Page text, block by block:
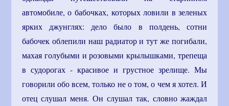
автомобиле, о бабочках, которых ловили в зеленых
ярких джунглях: дело было в полдень, сотни
бабочек облепили наш радиатор и тут же погибали,
махая голубыми и розовыми крылышками, трепеща
в судорогах - красивое и грустное зрелище. Мы
говорили обо всем, только не о том, о чем я хотел. И
отец слушал меня. Он слушал так, словно жаждал